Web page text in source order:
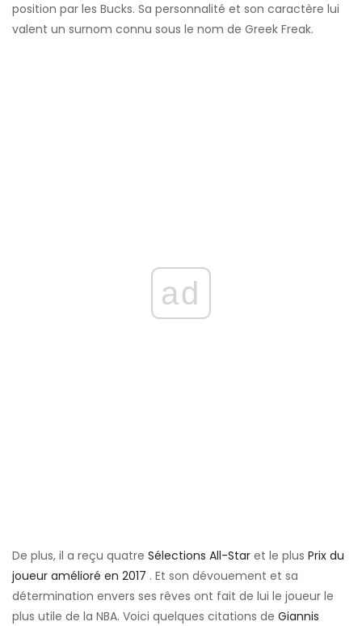
position par les Bucks. Sa personnalité et son caractère lui
valent un surnom connu sous le nom de Greek Freak.
ad
De plus, il a reçu quatre Sélections All-Star et le plus Prix ​​du
joueur amélioré en 2017 . Et son dévouement et sa
détermination envers ses rêves ont fait de lui le joueur le
plus utile de la NBA. Voici quelques citations de Giannis